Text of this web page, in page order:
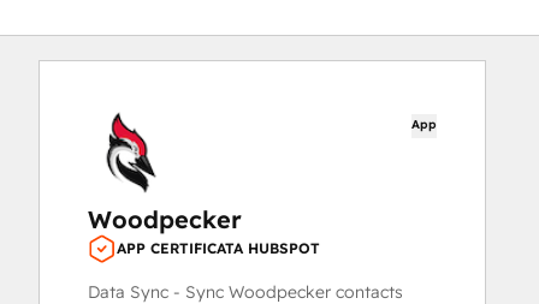
App
Woodpecker
APP CERTIFICATA HUBSPOT
Data Sync - Sync Woodpecker contacts